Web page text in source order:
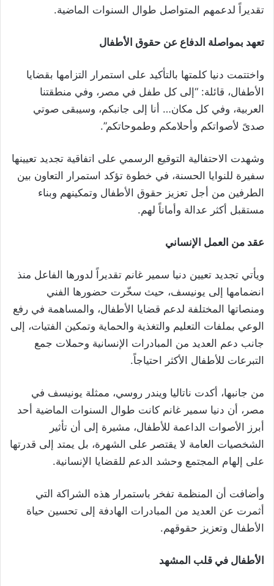
تقديراً لدعمهم المتواصل طوال السنوات الماضية.
تعهد بمواصلة الدفاع عن حقوق الأطفال
واختتمت دنيا كلمتها بالتأكيد على استمرار التزامها بقضايا
الأطفال، قائلة: “إلى كل طفل في مصر، وفي منطقتنا
العربية، وفي كل مكان… أنا إلى جانبكم، وسيبقى صوتي
صدىً لأصواتكم وأحلامكم وطموحاتكم”.
وشهدت الاحتفالية التوقيع الرسمي على اتفاقية تجديد تعيينها
سفيرة للنوايا الحسنة، في خطوة تؤكد استمرار التعاون بين
الطرفين من أجل تعزيز حقوق الأطفال وتمكينهم وبناء
مستقبل أكثر عدالة وأماناً لهم.
عقد من العمل الإنساني
ويأتي تجديد تعيين دنيا سمير غانم تقديراً لدورها الفاعل منذ
انضمامها إلى يونيسف، حيث سخّرت حضورها الفني
ومنصاتها المختلفة لدعم قضايا الأطفال، والمساهمة في رفع
الوعي بملفات التعليم والتغذية والحماية وتمكين الفتيات، إلى
جانب دعم العديد من المبادرات الإنسانية وحملات جمع
التبرعات للأطفال الأكثر احتياجاً.
من جانبها، أكدت ناتاليا ويندر روسي، ممثلة يونيسف في
مصر، أن دنيا سمير غانم كانت طوال السنوات الماضية أحد
أبرز الأصوات الداعمة للأطفال، مشيرة إلى أن تأثير
الشخصيات العامة لا يقتصر على الشهرة، بل يمتد إلى قدرتها
على إلهام المجتمع وحشد الدعم للقضايا الإنسانية.
وأضافت أن المنظمة تفخر باستمرار هذه الشراكة التي
أثمرت عن العديد من المبادرات الهادفة إلى تحسين حياة
الأطفال وتعزيز حقوقهم.
الأطفال في قلب المشهد